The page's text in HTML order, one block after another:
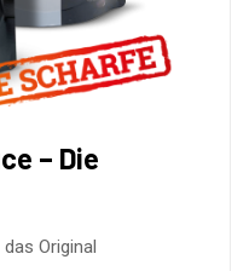
– Die
Original